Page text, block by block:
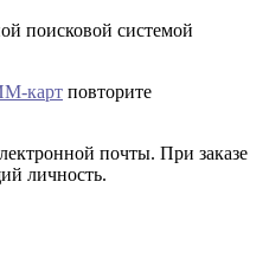
поисковой системой
карт повторите
почты. При заказе
личность.